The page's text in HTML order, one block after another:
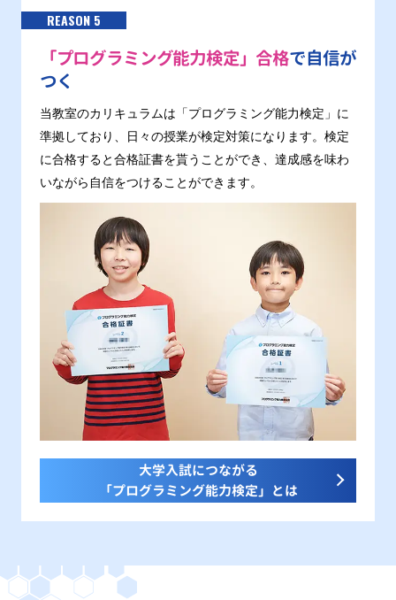
REASON 5
「プログラミング能力検定」合格で自信が
つく
当教室のカリキュラムは「プログラミング能力検定」に
準拠しており、日々の授業が検定対策になります。検定
に合格すると合格証書を貰うことができ、達成感を味わ
いながら自信をつけることができます。
大学入試につながる
「プログラミング能力検定」とは